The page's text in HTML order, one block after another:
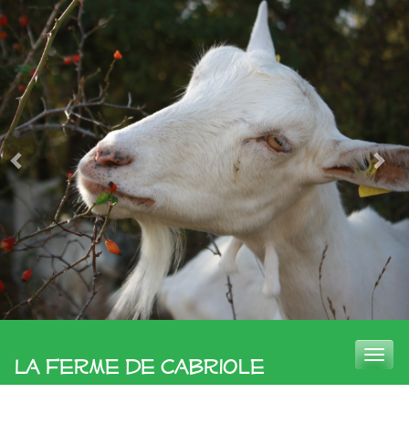
La Ferme de Cabriole
Toggle